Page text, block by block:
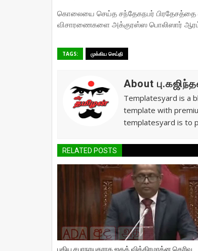
கொலையை செய்த சந்தேகநபர் பிரதேசத்தை
விசாரணைகளை அக்குரஸ்ஸ பொலிஸார்
TAGS: முக்கிய செய்தி
About
Templatesyard is a
template with
templatesyard is to
RELATED POSTS
புதிய சபாநாயகராக ஜகத் விக்கிரமரத்ன தெரிவு